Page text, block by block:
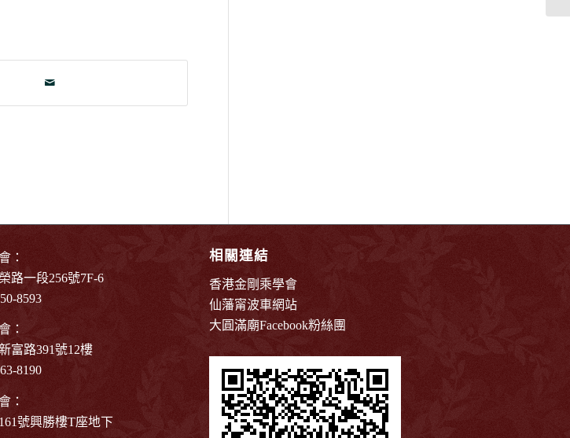
：
路一段256號7F-6
8593
：
富路391號12樓
8190
：
號興勝樓T座地下
相關連結
香港金剛乘學會
仙藩甯波車網站
大圓滿廟Facebook粉絲團